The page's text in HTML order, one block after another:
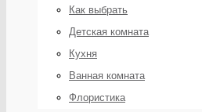
Как выбрать
Детская комната
Кухня
Ванная комната
Флористика